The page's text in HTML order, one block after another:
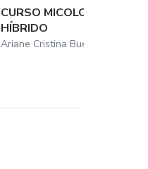
CURSO MICOLOGIA CLÍNICA
HÍBRIDO
Ariane Cristina Bueno Nunes